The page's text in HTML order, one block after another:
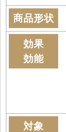
商品形状
効果
効能
対象